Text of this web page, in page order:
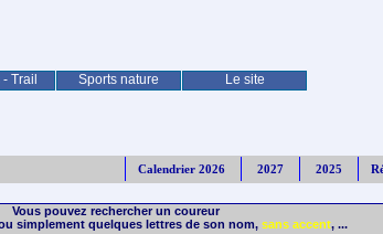
Trail Sports nature Le site
Calendrier 2026 2027 2025
Vous pouvez rechercher un coureur
simplement quelques lettres de son nom, sans accent, ...